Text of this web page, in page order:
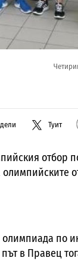
Туит
отбор
по
в Правец